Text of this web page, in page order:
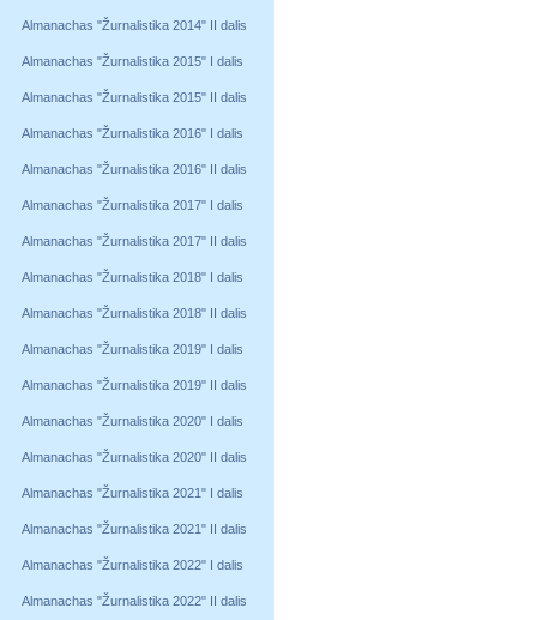
Almanachas "Žurnalistika 2014" II dalis
Almanachas "Žurnalistika 2015" I dalis
Almanachas "Žurnalistika 2015" II dalis
Almanachas "Žurnalistika 2016" I dalis
Almanachas "Žurnalistika 2016" II dalis
Almanachas "Žurnalistika 2017" I dalis
Almanachas "Žurnalistika 2017" II dalis
Almanachas "Žurnalistika 2018" I dalis
Almanachas "Žurnalistika 2018" II dalis
Almanachas "Žurnalistika 2019" I dalis
Almanachas "Žurnalistika 2019" II dalis
Almanachas "Žurnalistika 2020" I dalis
Almanachas "Žurnalistika 2020" II dalis
Almanachas "Žurnalistika 2021" I dalis
Almanachas "Žurnalistika 2021" II dalis
Almanachas "Žurnalistika 2022" I dalis
Almanachas "Žurnalistika 2022" II dalis